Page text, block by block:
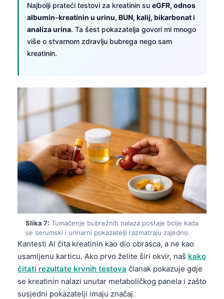
Najbolji prateći testovi za kreatinin su eGFR, odnos
albumin-kreatinin u urinu, BUN, kalij, bikarbonat i
analiza urina. Ta šest pokazatelja govori mi mnogo
više o stvarnom zdravlju bubrega nego sam
kreatinin.
Slika 7: Tumačenje bubrežnih nalaza postaje bolje kada
se serumski i urinarni pokazatelji razmatraju zajedno.
Kantesti AI čita kreatinin kao dio obrasca, a ne kao
usamljenu karticu. Ako prvo želite širi okvir, naš kako
čitati rezultate krvnih testova članak pokazuje gdje
se kreatinin nalazi unutar metaboličkog panela i zašto
susjedni pokazatelji imaju značaj.
Bahasa Indonesia
Հայերեն
Íslenska
Српски језик
Svenska
Azərbaycan dili
Eesti
日本語
Čeština
ქართული
Русский
Lietuvių kalba
Magyar
Shqip
বাংলা